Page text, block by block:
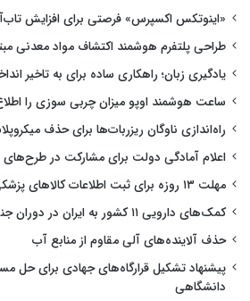
«اینوتکس اکسپرس» فرصتی برای افزایش
طراحی پلتفرم هوشمند اکتشاف مواد معدنی
یادگیری زبان؛ راهکاری ساده برای به تاخیر
ساعت هوشمند اوپو میزان چربی سوزی را
راه‌اندازی ناوگان ریزربات‌ها برای حذف
اعلام آمادگی دولت برای مشارکت در طرح‌های
مهلت ۱۳ روزه برای ثبت اطلاعات کالاهای پزشکی
کمک‌های دارویی ۱۱ کشور به ایران در دوران جنگ
حذف آلاینده‌های آلی مقاوم از منابع آب
پیشنهاد تشکیل قرارگاه‌های جهادی برای حل
دانشگاهی